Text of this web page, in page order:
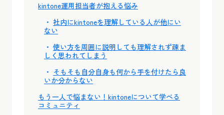
kintone運用担当者が抱える悩み
社内にkintoneを理解している人が他にい
ない
使い方を周囲に説明しても理解されず疎ま
しく思われてしまう
そもそも自分自身も何から手を付けたら良
いか分からない
もう一人で悩まない！kintoneについて学べる
コミュニティ